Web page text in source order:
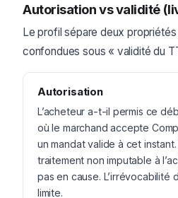
Autorisation vs validité
Le profil sépare deux
confondues sous « validité du
Autorisation
L’acheteur a-t-il permis ce
où le marchand accepte
un mandat valide à cet
traitement non imputable à
pas en cause. L’irrévocabilité
limite.